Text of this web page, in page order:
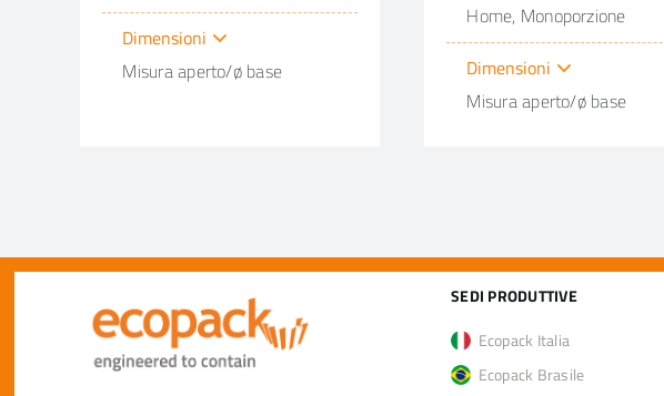
Dimensioni
Misura aperto/ø base
Home, Monoporzione
Dimensioni
Misura aperto/ø base
SEDI PRODUTTIVE
Ecopack Italia
Ecopack Brasile